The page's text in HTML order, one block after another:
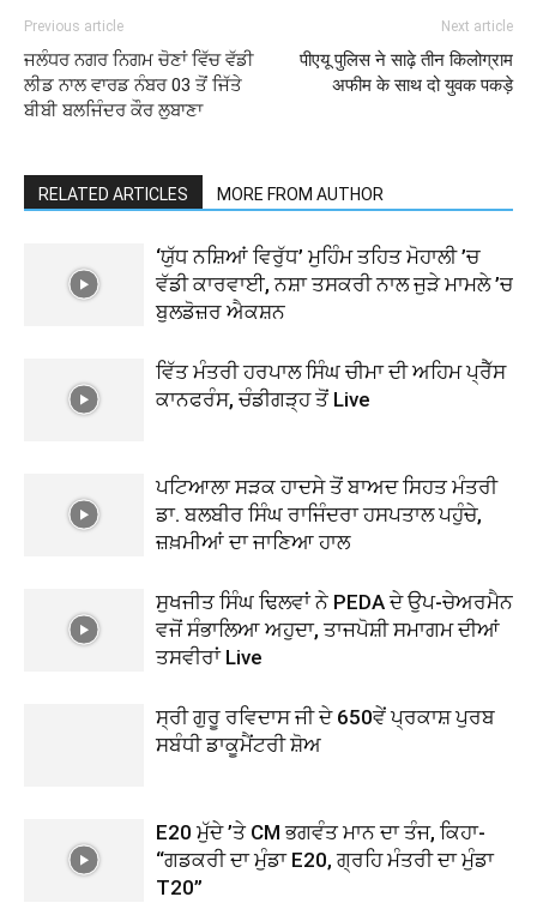
Previous article
ਜਲੰਧਰ ਨਗਰ ਨਿਗਮ ਚੋਣਾਂ ਵਿੱਚ ਵੱਡੀ
ਲੀਡ ਨਾਲ ਵਾਰਡ ਨੰਬਰ 03 ਤੋਂ ਜਿੱਤੇ
ਬੀਬੀ ਬਲਜਿੰਦਰ ਕੌਰ ਲੁਬਾਣਾ
Next article
पीएयू पुलिस ने साढ़े तीन किलोग्राम
अफीम के साथ दो युवक पकड़े
RELATED ARTICLES MORE FROM AUTHOR
‘ਯੁੱਧ ਨਸ਼ਿਆਂ ਵਿਰੁੱਧ’ ਮੁਹਿੰਮ ਤਹਿਤ ਮੋਹਾਲੀ ’ਚ
ਵੱਡੀ ਕਾਰਵਾਈ, ਨਸ਼ਾ ਤਸਕਰੀ ਨਾਲ ਜੁੜੇ ਮਾਮਲੇ ’ਚ
ਬੁਲਡੋਜ਼ਰ ਐਕਸ਼ਨ
ਵਿੱਤ ਮੰਤਰੀ ਹਰਪਾਲ ਸਿੰਘ ਚੀਮਾ ਦੀ ਅਹਿਮ ਪ੍ਰੈੱਸ
ਕਾਨਫਰੰਸ, ਚੰਡੀਗੜ੍ਹ ਤੋਂ Live
ਪਟਿਆਲਾ ਸੜਕ ਹਾਦਸੇ ਤੋਂ ਬਾਅਦ ਸਿਹਤ ਮੰਤਰੀ
ਡਾ. ਬਲਬੀਰ ਸਿੰਘ ਰਾਜਿੰਦਰਾ ਹਸਪਤਾਲ ਪਹੁੰਚੇ,
ਜ਼ਖ਼ਮੀਆਂ ਦਾ ਜਾਣਿਆ ਹਾਲ
ਸੁਖਜੀਤ ਸਿੰਘ ਢਿਲਵਾਂ ਨੇ PEDA ਦੇ ਉਪ-ਚੇਅਰਮੈਨ
ਵਜੋਂ ਸੰਭਾਲਿਆ ਅਹੁਦਾ, ਤਾਜਪੋਸ਼ੀ ਸਮਾਗਮ ਦੀਆਂ
ਤਸਵੀਰਾਂ Live
ਸ੍ਰੀ ਗੁਰੂ ਰਵਿਦਾਸ ਜੀ ਦੇ 650ਵੇਂ ਪ੍ਰਕਾਸ਼ ਪੁਰਬ
ਸਬੰਧੀ ਡਾਕੂਮੈਂਟਰੀ ਸ਼ੋਅ
E20 ਮੁੱਦੇ ’ਤੇ CM ਭਗਵੰਤ ਮਾਨ ਦਾ ਤੰਜ, ਕਿਹਾ-
“ਗਡਕਰੀ ਦਾ ਮੁੰਡਾ E20, ਗ੍ਰਹਿ ਮੰਤਰੀ ਦਾ ਮੁੰਡਾ
T20”